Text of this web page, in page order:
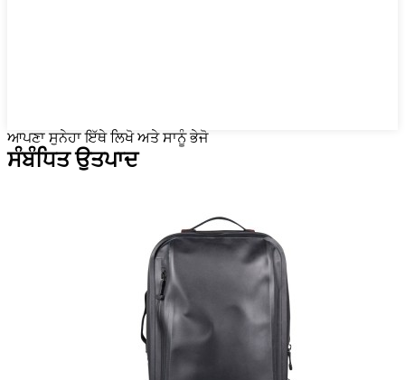
ਆਪਣਾ ਸੁਨੇਹਾ ਇੱਥੇ ਲਿਖੋ ਅਤੇ ਸਾਨੂੰ ਭੇਜੋ
ਸੰਬੰਧਿਤ ਉਤਪਾਦ